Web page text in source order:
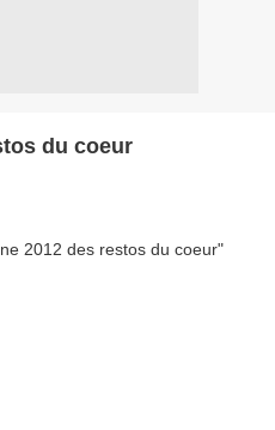
du coeur